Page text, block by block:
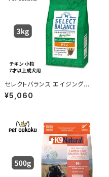
セレクトバランス エイジングケ
ア チキン 小粒 7才以上の成犬
用 3kg
¥5,060